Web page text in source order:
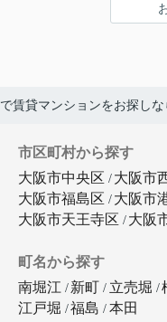
賃貸マンションをお探しな
市区町村から探す
大阪市中央区
大阪市
大阪市福島区
大阪市
大阪市天王寺区
大阪
町名から探す
南堀江
新町 立売堀
江戸堀
福島 本田